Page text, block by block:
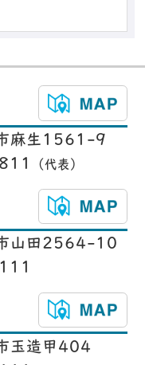
麻生1561-9
（代表）
山田2564-10
玉造甲404